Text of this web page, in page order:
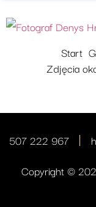
Start
Zdjęcia
Copyright ©
507 222 967